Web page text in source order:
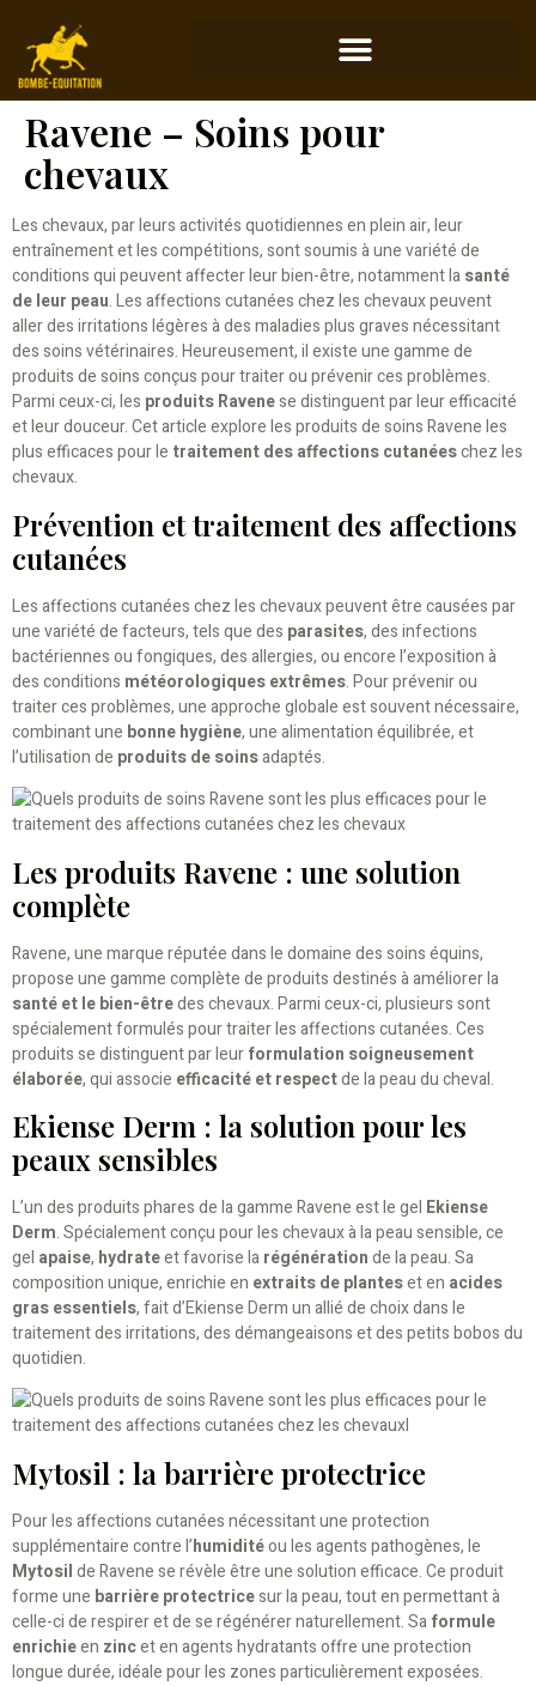
Ravene – Soins pour
chevaux
Les chevaux, par leurs activités quotidiennes en plein air, leur
entraînement et les compétitions, sont soumis à une variété de
conditions qui peuvent affecter leur bien-être, notamment lasanté
de leur peau. Les affections cutanées chez les chevaux peuvent
aller des irritations légères à des maladies plus graves nécessitant
des soins vétérinaires. Heureusement, il existe une gamme de
produits de soins conçus pour traiter ou prévenir ces problèmes.
Parmi ceux-ci, les produits Ravenese distinguent par leur efficacité
et leur douceur. Cet article explore les produits de soins Ravene les
plus efficaces pour le traitement des affections cutanéeschez les
chevaux.
Prévention et traitement des affections
cutanées
Les affections cutanées chez les chevaux peuvent être causées par
une variété de facteurs, tels que des parasites, des infections
bactériennes ou fongiques, des allergies, ou encore l’exposition à
des conditions météorologiques extrêmes. Pour prévenir ou
traiter ces problèmes, une approche globale est souvent nécessaire,
combinant une bonne hygiène, une alimentation équilibrée, et
l’utilisation de produits de soinsadaptés.
Les produits Ravene : une solution
complète
Ravene, une marque réputée dans le domaine des soins équins,
propose une gamme complète de produits destinés à améliorer la
santé et le bien-êtredes chevaux. Parmi ceux-ci, plusieurs sont
spécialement formulés pour traiter les affections cutanées. Ces
produits se distinguent par leurformulation soigneusement
élaborée, qui associe efficacité et respectde la peau du cheval.
Ekiense Derm : la solution pour les
peaux sensibles
L’un des produits phares de la gamme Ravene est le gel Ekiense
Derm. Spécialement conçu pour les chevaux à la peau sensible, ce
gel apaise, hydrateet favorise larégénérationde la peau. Sa
composition unique, enrichie en extraits de planteset en acides
gras essentiels, fait d’Ekiense Derm un allié de choix dans le
traitement des irritations, des démangeaisons et des petits bobos du
quotidien.
Mytosil : la barrière protectrice
Pour les affections cutanées nécessitant une protection
supplémentaire contre l’humiditéou les agents pathogènes, le
Mytosilde Ravene se révèle être une solution efficace. Ce produit
forme une barrière protectricesur la peau, tout en permettant à
celle-ci de respirer et de se régénérer naturellement. Saformule
enrichieen zincet en agents hydratants offre une protection
longue durée, idéale pour les zones particulièrement exposées.